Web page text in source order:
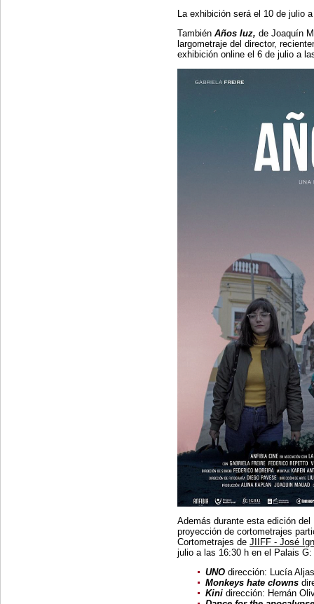
La exhibición será el 10 de julio
También Años luz, de Joaquín
largometraje del director,
exhibición online el 6 de julio a
Además durante esta edición
proyección de cortometrajes
Cortometrajes de JIIFF - José
julio a las 16:30 h en el Palais G:
UNO dirección: Lucía
Monkeys hate clowns
Kini dirección: Hernán